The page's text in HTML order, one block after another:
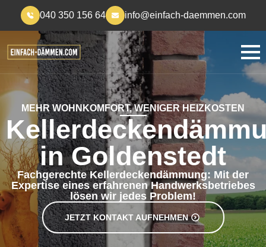
040 350 156 64 info@einfach-daemmen.com
MEHR WOHNKOMFORT, WENIGER HEIZKOSTEN
in Goldenstedt
Fachgerechte Kellerdeckendämmung: Mit der
Expertise eines erfahrenen Handwerksbetriebes
lösen wir jedes Problem!
JETZT KONTAKT AUFNEHMEN